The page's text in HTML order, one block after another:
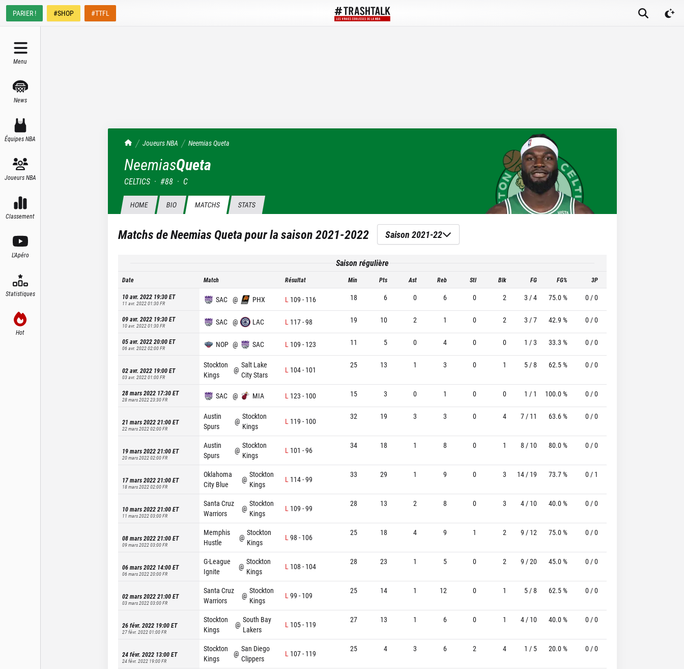
PARIER ! #SHOP #TTFL
Menu
News
Équipes NBA
Joueurs NBA
Classement
L'Apéro
Statistiques
Hot
TrashTalk Actu NBA
Joueurs NBA NeemiasQueta
NeemiasQueta
CELTICS · #88 · C
HOME BIO MATCHS STATS
Matchs deNeemias Quetapour la saison2021-2022 Saison 2021-22
Saison régulière
Date Match Résultat Min Pts Ast Reb Stl Blk FG FG% 3P
10 avr. 2022 19:30ET
11 avr. 2022 01:30FR SAC @ PHX L 109 - 116 18 6 0 6 0 2 3 / 4 75.0 % 0 / 0
09 avr. 2022 19:30ET
10 avr. 2022 01:30FR SAC @ LAC L 117-98 19 10 2 1 0 2 3 / 7 42.9 % 0 / 0
05 avr. 2022 20:00ET
06 avr. 2022 02:00FR NOP @ SAC L 109 - 123 11 5 0 4 0 0 1 / 3 33.3 % 0 / 0
02 avr. 2022 19:00ET
03 avr. 2022 01:00FR
Stockton
Kings
@
Salt Lake
City Stars
L 104- 101
25 13 1 3 0 1 5 / 8 62.5 % 0 / 0
28 mars 2022 17:30ET
28 mars 2022 23:30FR SAC @ MIA L 123 - 100 15 3 0 1 0 0 1 / 1 100.0 % 0 / 0
21 mars 2022 21:00ET
22 mars 2022 02:00FR
Austin
Spurs
@
Stockton
Kings
L 119 - 100
32 19 3 3 0 4 7 / 11 63.6 % 0 / 0
19 mars 2022 21:00ET
20 mars 2022 02:00FR
Austin
Spurs
@
Stockton
Kings
L 101 -96
34 18 1 8 0 1 8 / 10 80.0 % 0 / 0
17 mars 2022 21:00ET
18 mars 2022 02:00FR
Oklahoma
City Blue
@
Stockton
Kings
L 114-99
33 29 1 9 0 3 14 / 19 73.7 % 0 / 1
10 mars 2022 21:00ET
11 mars 2022 03:00FR
Santa Cruz
Warriors
@
Stockton
Kings
L 109 -99
28 13 2 8 0 3 4 / 10 40.0 % 0 / 0
08 mars 2022 21:00ET
09 mars 2022 03:00FR
Memphis
Hustle
@
Stockton
Kings
L98 - 106
25 18 4 9 1 2 9 / 12 75.0 % 0 / 0
06 mars 2022 14:00ET
06 mars 2022 20:00FR
G-League
Ignite
@
Stockton
Kings
L 108 - 104
28 23 1 5 0 2 9 / 20 45.0 % 0 / 0
02 mars 2022 21:00ET
03 mars 2022 03:00FR
Santa Cruz
Warriors
@
Stockton
Kings
L99 - 109
25 14 1 12 0 1 5 / 8 62.5 % 0 / 0
26 févr. 2022 19:00ET
27 févr. 2022 01:00FR
Stockton
Kings
@
South Bay
Lakers
L 105- 119
27 13 1 6 0 1 4 / 10 40.0 % 0 / 0
24 févr. 2022 13:00ET
24 févr. 2022 19:00FR
Stockton
Kings
@
San Diego
Clippers
L 107- 119
25 4 3 6 2 4 1 / 5 20.0 % 0 / 0